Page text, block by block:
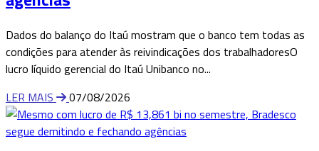
Dados do balanço do Itaú mostram que o banco tem todas as
condições para atender às reivindicações dos trabalhadoresO
lucro líquido gerencial do Itaú Unibanco no...
LER MAIS
07/08/2026